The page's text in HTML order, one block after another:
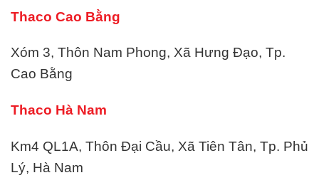
Thaco Cao Bằng
Xóm 3, Thôn Nam Phong, Xã Hưng Đạo, Tp.
Cao Bằng
Thaco Hà Nam
Km4 QL1A, Thôn Đại Cầu, Xã Tiên Tân, Tp. Phủ
Lý, Hà Nam